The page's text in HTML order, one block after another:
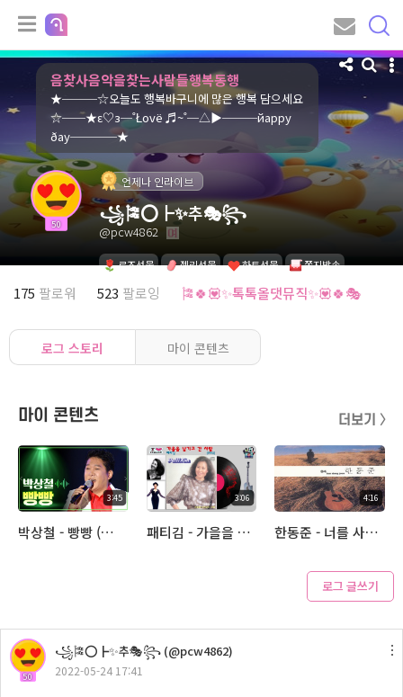
음찾사음악을찾는사람들행복동행
★───☆오늘도 행복바구니에 많은 행복 담으세요
☆──★ε♡з─˚Łοvё ♬~˚─△▶───йaрру
ðaу────★
50
언제나 인라이브
꧁🎏⭕┣✨추🎭꧂
@pcw4862
로즈선물 젤리선물 하트선물 쪽지발송
175 팔로워 523 팔로잉 🎏🍀💟✨톡톡올댓뮤직✨💟🍀🎭
로그 스토리 마이 콘텐츠
마이 콘텐츠 더보기 〉
3:45
박상철 - 빵빵 (아추라이브)
3:06
패티김 - 가을을 남기고 간 사랑 (아추라이브)
4:16
한동준 - 너를 사랑해 (아추라이브)
금잔디 - 나를 살게하는 사랑 (아추라이브)
로그 글쓰기
50
꧁🎏⭕┣✨추🎭꧂ (@pcw4862)
2022-05-24 17:41